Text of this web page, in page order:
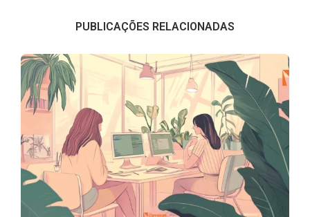
PUBLICAÇÕES RELACIONADAS